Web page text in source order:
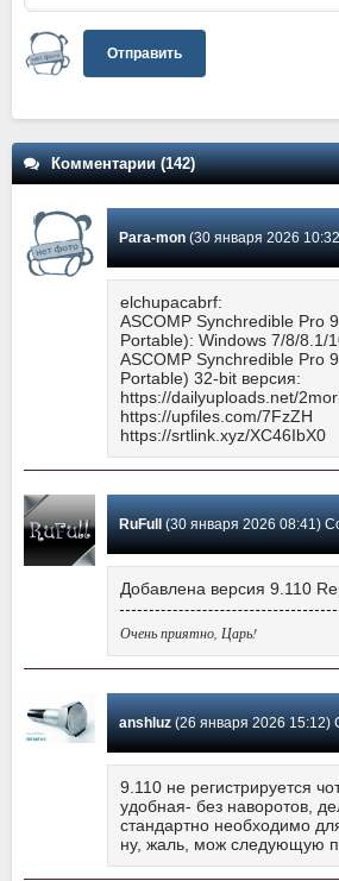
Отправить
Комментарии (142)
Para-mon(30 января 2026 10:32)
elchupacabrf:
ASCOMP Synchredible Pro
Portable): Windows 7/8/8.1/
ASCOMP Synchredible Pro
Portable) 32-bit версия:
https://dailyuploads.net/
https://upfiles.com/7FzZH
https://srtlink.xyz/XC46IbX0
RuFull(30 января 2026 08:41) Сообщение
Добавлена версия 9.110
Очень приятно, Царь!
anshluz(26 января 2026 15:12) Сообщение
9.110 не регистрируется
удобная- без наворотов,
стандартно необходимо
ну, жаль, мож следующую